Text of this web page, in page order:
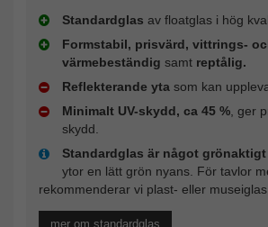
Standardglas av floatglas i hög
Formstabil, prisvärd, vittrings-
värmebeständig samt reptålig.
Reflekterande yta som kan
Minimalt UV-skydd, ca 45 % , ger
skydd.
Standardglas är något grönaktigt
ytor en lätt grön nyans. För tavlor
rekommenderar vi plast- eller museiglas.
mer om standardglas